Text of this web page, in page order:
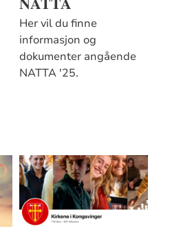
Her vil du finne
informasjon og
dokumenter angående
NATTA '25.